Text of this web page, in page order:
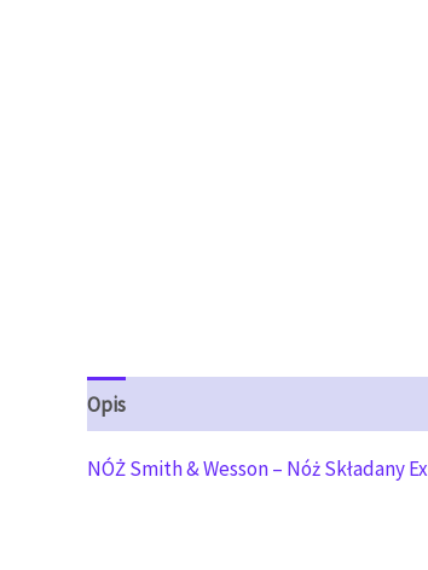
Opis
NÓŻ Smith & Wesson – Nóż Składany